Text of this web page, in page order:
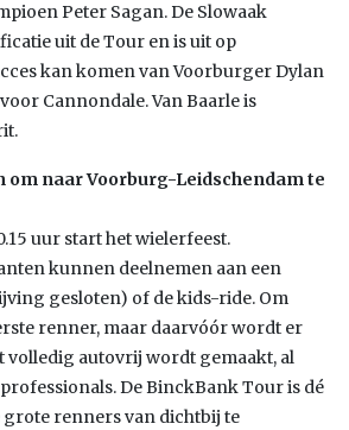
Peter Sagan. De Slowaak
uit de Tour en is uit op
kan komen van Voorburger Dylan
Cannondale. Van Baarle is
om naar Voorburg-Leidschendam te
uur start het wielerfeest.
kunnen deelnemen aan een
gesloten) of de kids-ride. Om
renner, maar daarvóór wordt er
volledig autovrij wordt gemaakt, al
De BinckBank Tour is dé
grote renners van dichtbij te